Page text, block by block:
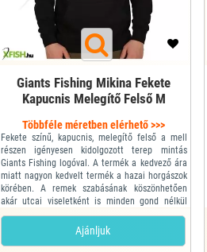
Giants Fishing Mikina Fekete
Kapucnis Melegítő Felső M
Többféle méretben elérhető >>>
Fekete színű, kapucnis, melegítő felső a mell
részen igényesen kidolgozott terep mintás
Giants Fishing logóval. A termék a kedvező ára
miatt nagyon kedvelt termék a hazai horgászok
körében. A remek szabásának köszönhetően
akár utcai viseletként is minden gond nélkül
használható.
Ajánljuk